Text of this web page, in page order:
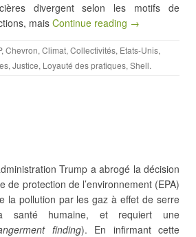
divergent selon les motifs de
mais Continue reading →
, Chevron, Climat, Collectivités, Etats-Unis,
, Justice, Loyauté des pratiques, Shell.
Trump a abrogé la décision
de protection de l’environnement (EPA)
la pollution par les gaz à effet de serre
santé humaine, et requiert une
finding). En infirmant cette